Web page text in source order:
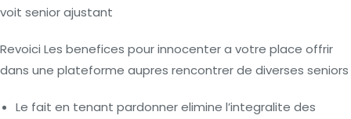
voit senior ajustant
Revoici Les benefices pour innocenter a votre place offrir
dans une plateforme aupres rencontrer de diverses seniors
Le fait en tenant pardonner elimine l’integralite des